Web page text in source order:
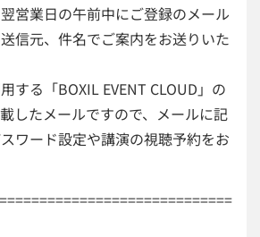
営業日の午前中にご登録のメール
信元、件名でご案内をお送りいた
する「BOXIL EVENT CLOUD」の
したメールですので、メールに記
ワード設定や講演の視聴予約をお